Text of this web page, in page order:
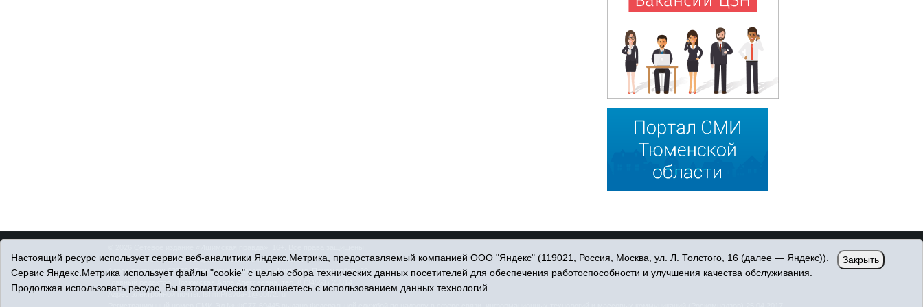
© При использовании материалов ссылка обязательна.
Адрес редакции: 627750 Тюменская область, г. Ишим, ул. Пономарёва, 39.
Адрес электронной почты:IshimPravda-1@obl72.ru
Настоящий ресурс использует сервис веб-аналитики Яндекс.Метрика, предоставляемый компанией ООО "Яндекс" (119021, Россия, Москва, ул. Л. Толстого, 16 (далее — Яндекс)).
Сервис Яндекс.Метрика использует файлы "cookie" с целью сбора технических данных посетителей для обеспечения работоспособности и улучшения качества обслуживания.
Продолжая использовать ресурс, Вы автоматически соглашаетесь с использованием данных технологий.
Закрыть